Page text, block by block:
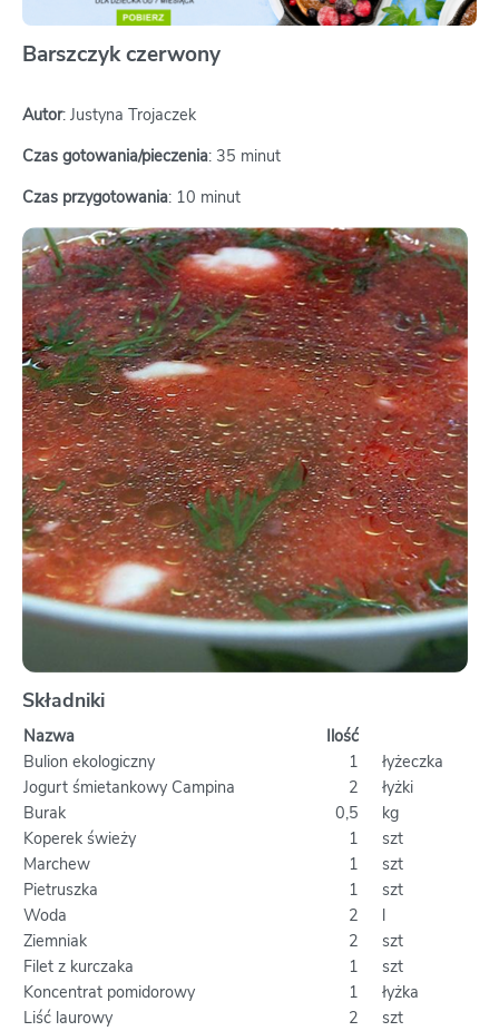
Barszczyk czerwony
Autor: Justyna Trojaczek
Czas gotowania/pieczenia: 35 minut
Czas przygotowania: 10 minut
Składniki
Nazwa
Ilość
Bulion ekologiczny
1
łyżeczka
Jogurt śmietankowy Campina
2
łyżki
Burak
0,5
kg
Koperek świeży
1
szt
Marchew
1
szt
Pietruszka
1
szt
Woda
2
l
Ziemniak
2
szt
Filet z kurczaka
1
szt
Koncentrat pomidorowy
1
łyżka
Liść laurowy
2
szt